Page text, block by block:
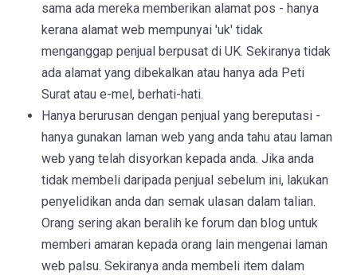
sama ada mereka memberikan alamat pos - hanya
kerana alamat web mempunyai 'uk' tidak
menganggap penjual berpusat di UK. Sekiranya tidak
ada alamat yang dibekalkan atau hanya ada Peti
Surat atau e-mel, berhati-hati.
Hanya berurusan dengan penjual yang bereputasi -
hanya gunakan laman web yang anda tahu atau laman
web yang telah disyorkan kepada anda. Jika anda
tidak membeli daripada penjual sebelum ini, lakukan
penyelidikan anda dan semak ulasan dalam talian.
Orang sering akan beralih ke forum dan blog untuk
memberi amaran kepada orang lain mengenai laman
web palsu. Sekiranya anda membeli item dalam